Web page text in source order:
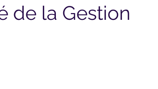
de la Gestion